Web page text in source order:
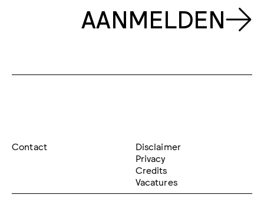
AANMELDEN
Contact
Disclaimer
Privacy
Credits
Vacatures